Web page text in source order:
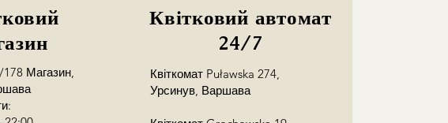
z dostawą wysyłamy z pracowni na
Mokotów(Puławska 176/178 pn-czw 10:00-
22:00/pt-ndz 10:00-23:00)
Wola
178 Магазин,
Квітковий автомат
24/7
Квіткомат Puławska 274,
Урсинув, Варшава